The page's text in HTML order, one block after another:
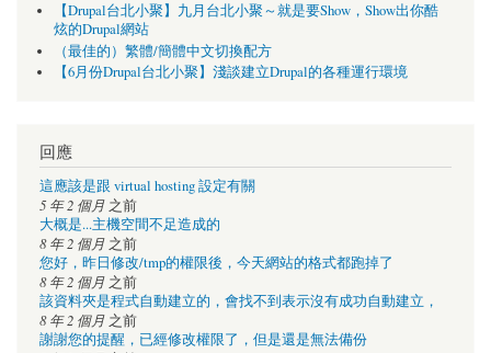
【Drupal台北小聚】九月台北小聚～就是要Show，Show出你酷
炫的Drupal網站
（最佳的）繁體/簡體中文切換配方
【6月份Drupal台北小聚】淺談建立Drupal的各種運行環境
回應
這應該是跟 virtual hosting 設定有關
5 年 2 個月 之前
大概是...主機空間不足造成的
8 年 2 個月 之前
您好，昨日修改/tmp的權限後，今天網站的格式都跑掉了
8 年 2 個月 之前
該資料夾是程式自動建立的，會找不到表示沒有成功自動建立，
8 年 2 個月 之前
謝謝您的提醒，已經修改權限了，但是還是無法備份